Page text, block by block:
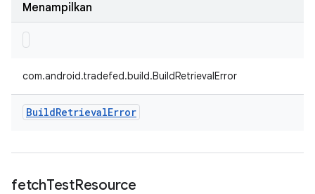
Menampilkan
com.android.tradefed.build.BuildRetrievalError
BuildRetrievalError
fetchTestResource